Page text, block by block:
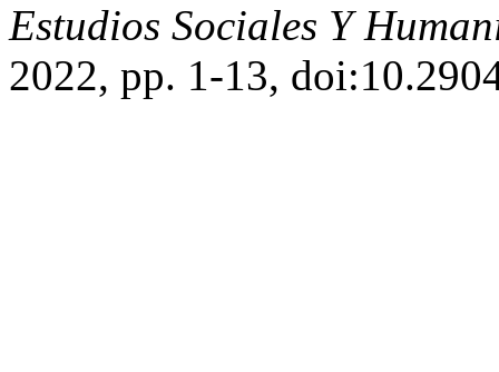
Estudios Sociales Y
2022, pp. 1-13,